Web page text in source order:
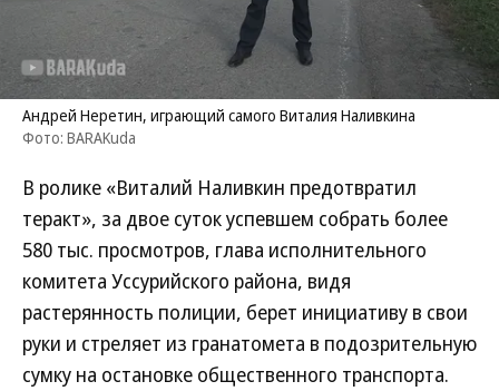
Андрей Неретин, играющий самого Виталия Наливкина
Фото: BARAKuda
В ролике «Виталий Наливкин предотвратил
теракт», за двое суток успевшем собрать более
580 тыс. просмотров, глава исполнительного
комитета Уссурийского района, видя
растерянность полиции, берет инициативу в свои
руки и стреляет из гранатомета в подозрительную
сумку на остановке общественного транспорта.